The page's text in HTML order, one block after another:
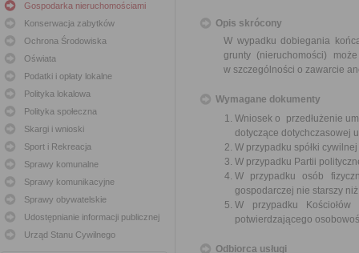
Gospodarka nieruchomościami
Konserwacja zabytków
Ochrona Środowiska
Oświata
Podatki i opłaty lokalne
Polityka lokalowa
Polityka społeczna
Skargi i wnioski
Sport i Rekreacja
Sprawy komunalne
Sprawy komunikacyjne
Sprawy obywatelskie
Udostępnianie informacji publicznej
Urząd Stanu Cywilnego
Opis skrócony
W wypadku dobiegania
grunty (nieruchomości)
w szczególności o zawarcie
Wymagane dokumenty
Wniosek o przedłużenie
dotyczące dotychczasowej
W przypadku spółki
W przypadku Partii
W przypadku osób
gospodarczej nie starszy
W przypadku
potwierdzającego
Odbiorca usługi